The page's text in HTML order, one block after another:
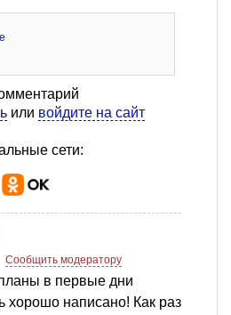
или войдите на сайт
сети:
Сообщить модератору
в первые дни
хорошо написано! Как раз